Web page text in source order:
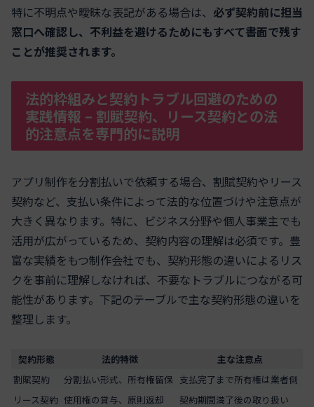
特に不明点や曖昧な表記がある場合は、 必ず契約前に担当
窓口へ確認し、不利益を避けるためにもすべて書面で残す
ことが推奨されます。
法的枠組みと契約トラブル回避のための
実践情報 – 割賦契約、リース契約との法
的注意点を専門的に説明
アプリ制作を分割払いで依頼する場合、割賦契約やリース
契約など、支払い条件によって法的な位置づけや注意点が
大きく異なります。特に、ビジネス分野や個人事業主でも
活用が広がっているため、契約内容の理解は必須です。豊
富な実績をもつ制作会社でも、契約形態の違いによるリス
クを事前に理解しなければ、不要なトラブルにつながる可
能性があります。下記のテーブルで主な契約形態の違いを
整理します。
契約形態 法的特徴
主な注意点
割賦契約
分割払い形式、所有権留保 支払完了まで所有権は業者側
リース契約 使用権の貸与、原則返却
契約期間満了後の取り扱い